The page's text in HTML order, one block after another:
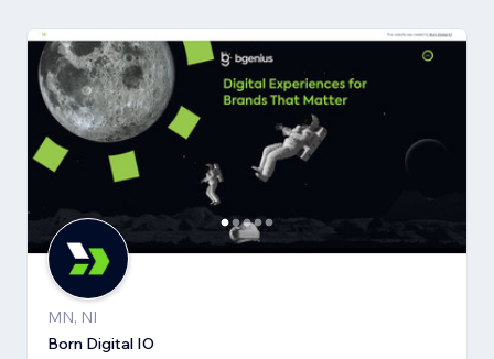
MN, NI
Born Digital IO